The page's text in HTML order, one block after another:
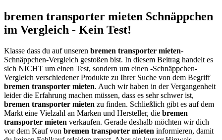
bremen transporter mieten Schnäppchen
im Vergleich - Kein Test!
Klasse dass du auf unseren bremen transporter mieten-
Schnäppchen-Vergleich gestoßen bist. In diesem Beitrag handelt es
sich NICHT um einen Test, sondern um einen -Schnäppchen-
Vergleich verschiedener Produkte zu Ihrer Suche von dem Begriff
bremen transporter mieten. Auch wir haben in der Vergangenheit
leider die Erfahrung machen müssen, dass es sehr schwer ist,
bremen transporter mieten zu finden. Schließlich gibt es auf dem
Markt eine Vielzahl an Marken und Hersteller, die bremen
transporter mieten verkaufen. Gerade deshalb möchten wir dich
vor dem Kauf von bremen transporter mieten informieren, damit